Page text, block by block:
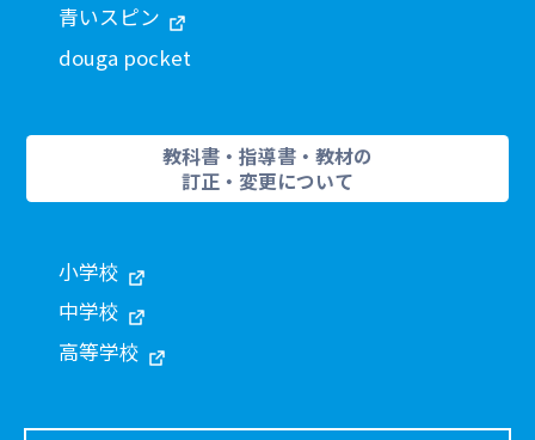
青いスピン
douga pocket
教科書・指導書・教材の
訂正・変更について
小学校
中学校
高等学校